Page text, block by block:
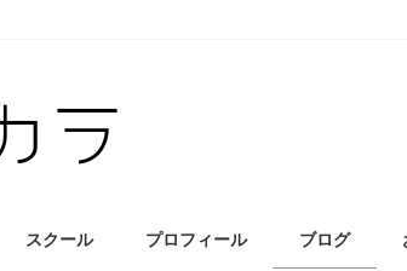
スクール プロフィール ブログ